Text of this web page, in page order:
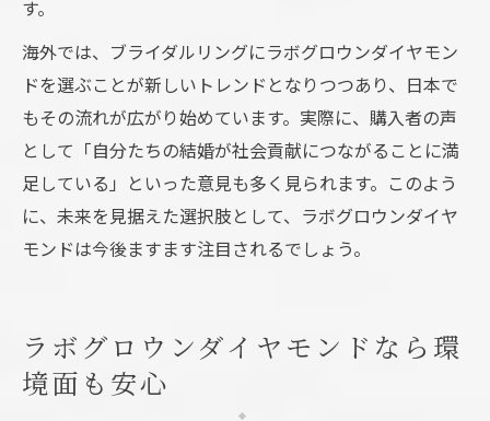
す。
海外では、ブライダルリングにラボグロウンダイヤモン
ドを選ぶことが新しいトレンドとなりつつあり、日本で
もその流れが広がり始めています。実際に、購入者の声
として「自分たちの結婚が社会貢献につながることに満
足している」といった意見も多く見られます。このよう
に、未来を見据えた選択肢として、ラボグロウンダイヤ
モンドは今後ますます注目されるでしょう。
ラボグロウンダイヤモンドなら環
境面も安心